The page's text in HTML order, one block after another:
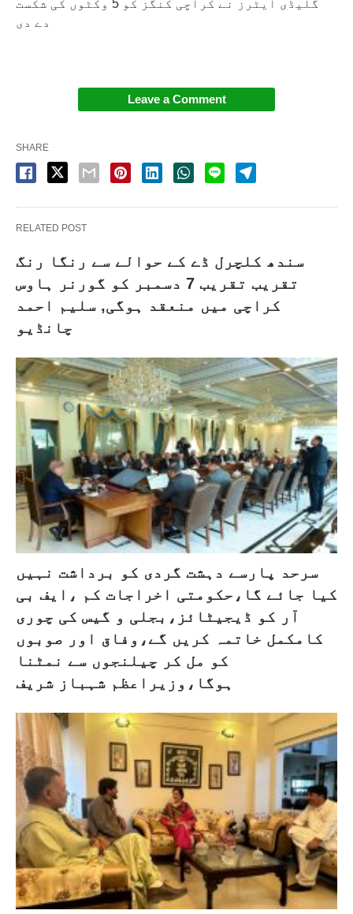
گلیڈی ایٹرز نے کراچی کنگز کو 5 وکٹوں کی شکست
دے دی
Leave a Comment
SHARE
RELATED POST
سندھ کلچرل ڈے کے حوالے سے رنگا رنگ
تقریب تقریب 7 دسمبر کو گورنر ہاوس
کراچی میں منعقد ہوگی, سلیم احمد
چانڈیو
سرحد پارسے دہشت گردی کو برداشت نہیں
کیا جائے گا،حکومتی اخراجات کم ،ایف بی
آر کو ڈیجیٹائز،بجلی و گیس کی چوری
کامکمل خاتمہ کریں گے،وفاق اور صوبوں
کو مل کر چیلنجوں سے نمٹنا
ہوگا،وزیراعظم شہباز شریف